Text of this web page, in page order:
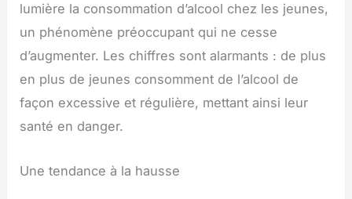
lumière la consommation d’alcool chez les jeunes,
un phénomène préoccupant qui ne cesse
d’augmenter. Les chiffres sont alarmants : de plus
en plus de jeunes consomment de l’alcool de
façon excessive et régulière, mettant ainsi leur
santé en danger.
Une tendance à la hausse